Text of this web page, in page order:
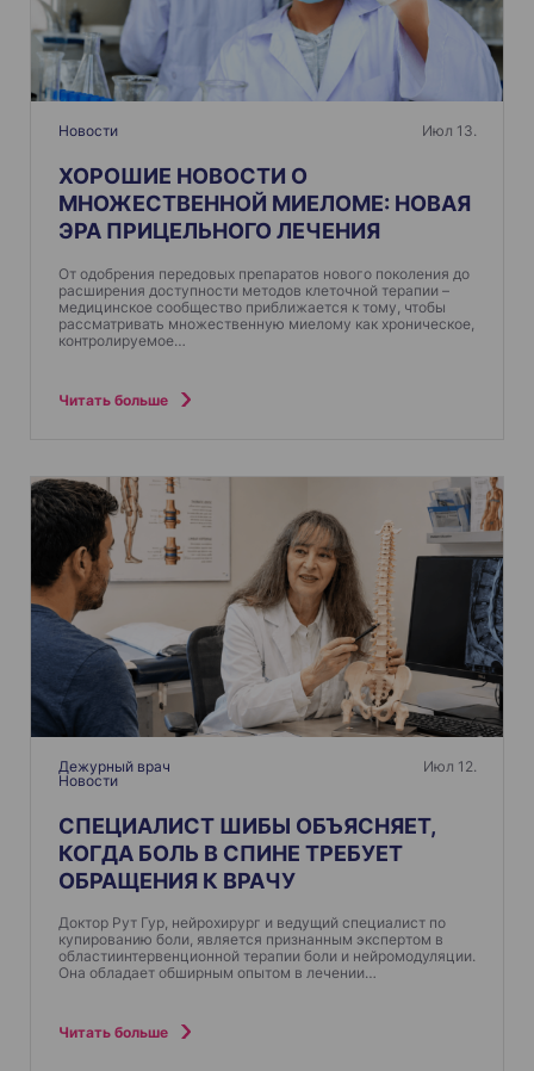
Новости Июл 13.
ХОРОШИЕ НОВОСТИ О
МНОЖЕСТВЕННОЙ МИЕЛОМЕ: НОВАЯ
ЭРА ПРИЦЕЛЬНОГО ЛЕЧЕНИЯ
От одобрения передовых препаратов нового поколения до
расширения доступности методов клеточной терапии –
медицинское сообщество приближается к тому, чтобы
рассматривать множественную миелому как хроническое,
контролируемое…
Читать больше
Дежурный врач
Новости
Июл 12.
СПЕЦИАЛИСТ ШИБЫ ОБЪЯСНЯЕТ,
КОГДА БОЛЬ В СПИНЕ ТРЕБУЕТ
ОБРАЩЕНИЯ К ВРАЧУ
Доктор Рут Гур, нейрохирург и ведущий специалист по
купированию боли, является признанным экспертом в
областиинтервенционной терапии боли и нейромодуляции.
Она обладает обширным опытом в лечении…
Читать больше